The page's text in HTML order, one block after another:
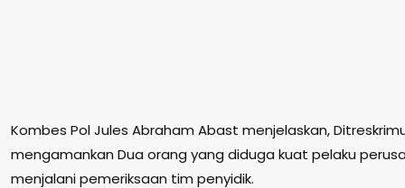
Kombes Pol Jules Abraham Abast menjelaskan,
mengamankan Dua orang yang diduga kuat pelaku
menjalani pemeriksaan tim penyidik.